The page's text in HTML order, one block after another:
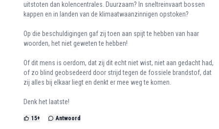
uitstoten dan kolencentrales. Duurzaam? In sneltreinvaart bossen
kappen en in landen van de klimaatwaanzinnigen opstoken?
Op die beschuldigingen gaf zij toen aan spijt te hebben van haar
woorden, het niet geweten te hebben!
Of dit mens is oerdom, dat zij dit echt niet wist, niet aan gedacht had,
of zo blind geobsedeerd door strijd tegen de fossiele brandstof, dat
zij alles bij elkaar liegt en denkt er mee weg te komen.
Denk het laatste!
15+ Antwoord